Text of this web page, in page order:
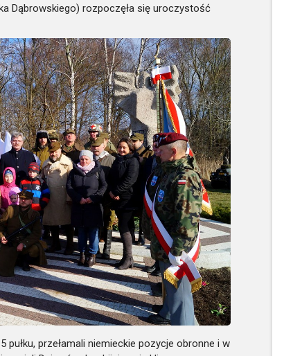
Dąbrowskiego) rozpoczęła się uroczystość
pułku, przełamali niemieckie pozycje obronne i w